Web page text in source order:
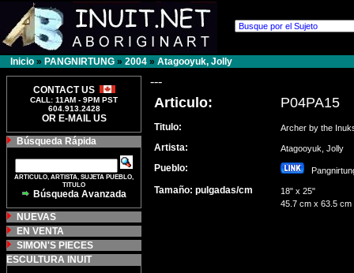
Inicio » PANGNIRTUNG » 2004 » Atagooyuk, Jolly
CONTACT US
CALL: 11AM - 9PM PST
604.913.2428
OR E-MAIL US
Búsqueda Rápida
ARTICULO, ARTISTA, SUJETA PUEBLO,
TITULO
Búsqueda Avanzada
NUEVAS
EN VENTA
SIMON'S PIECES
ESCULTURA INUIT
---
Articulo: P04PA15
Titulo: Archer by the
Artista: Atagooyuk, Jolly
Pueblo:
Tamaño: pulgadas/cm
18" x 25"
45.7 cm x 63.5 cm